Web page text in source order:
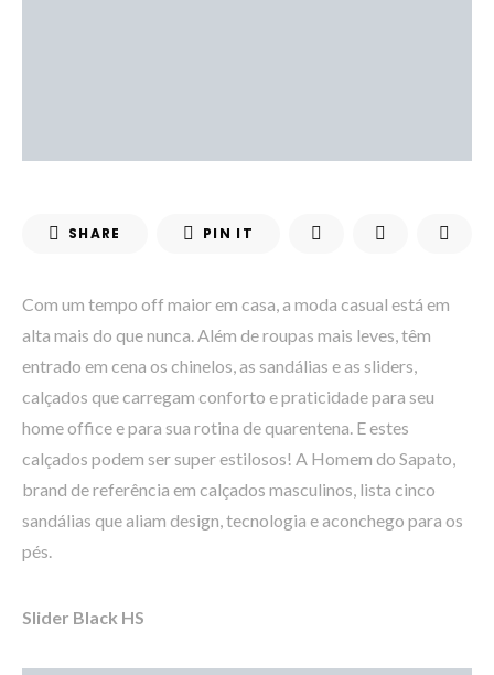
SHARE PIN IT
Com um tempo off maior em casa, a moda casual está em
alta mais do que nunca. Além de roupas mais leves, têm
entrado em cena os chinelos, as sandálias e as sliders,
calçados que carregam conforto e praticidade para seu
home office e para sua rotina de quarentena. E estes
calçados podem ser super estilosos! A Homem do Sapato,
brand de referência em calçados masculinos, lista cinco
sandálias que aliam design, tecnologia e aconchego para os
pés.
Slider Black HS